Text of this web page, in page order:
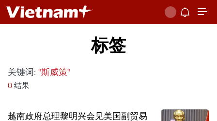
标签
关键词: "斯威策"
0 结果
越南政府总理黎明兴会见美国副贸易